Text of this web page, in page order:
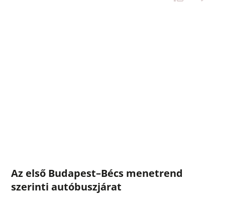
Az első Budapest–Bécs menetrend
szerinti autóbuszjárat